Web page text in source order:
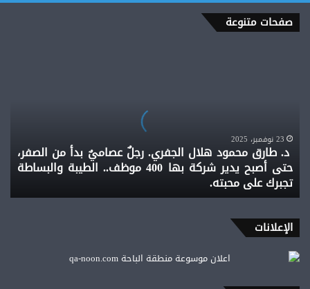
صفحات متنوعة
عصاميٌ
من
الصفر،
حتى
يدير
شركة
بها
موظف..
23 نوفمبر، 2025
د. طارق محمود هلال الجفري. رجلٌ عصاميٌ بدأ من الصفر،
حتى أصبح يدير شركة بها 400 موظف.. الطيبة والبساطة
تجبرك على محبته.
الإعلانات